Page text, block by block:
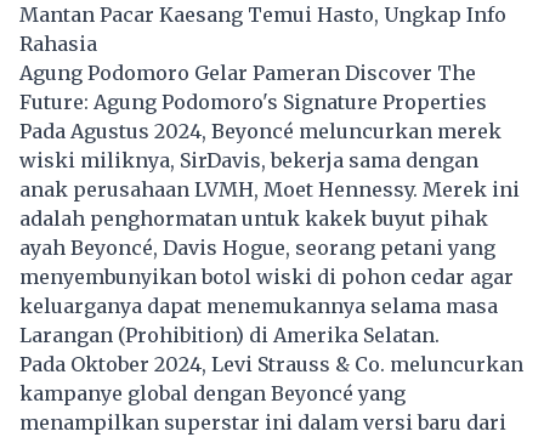
Mantan Pacar Kaesang Temui Hasto, Ungkap Info
Rahasia
Agung Podomoro Gelar Pameran Discover The
Future: Agung Podomoro's Signature Properties
Pada Agustus 2024, Beyoncé meluncurkan merek
wiski miliknya, SirDavis, bekerja sama dengan
anak perusahaan LVMH, Moet Hennessy. Merek ini
adalah penghormatan untuk kakek buyut pihak
ayah Beyoncé, Davis Hogue, seorang petani yang
menyembunyikan botol wiski di pohon cedar agar
keluarganya dapat menemukannya selama masa
Larangan (Prohibition) di Amerika Selatan.
Pada Oktober 2024, Levi Strauss & Co. meluncurkan
kampanye global dengan Beyoncé yang
menampilkan superstar ini dalam versi baru dari